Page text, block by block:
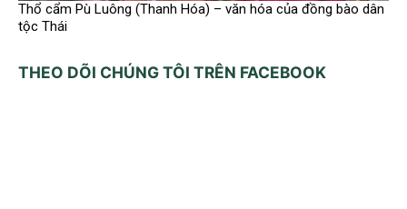
Thổ cẩm Pù Luông (Thanh Hóa) – văn hóa của đồng bào dân
tộc Thái
THEO DÕI CHÚNG TÔI TRÊN FACEBOOK